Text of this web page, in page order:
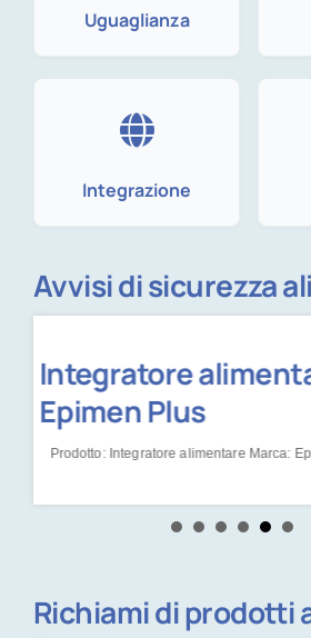
Uguaglianza
Integrazione
Avvisi di sicurezza
Integratore
Epimen Plus
Prodotto: Integratore alimentare Marca:
Richiami di prodotti